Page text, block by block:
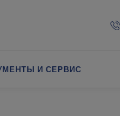
И СЕРВИС